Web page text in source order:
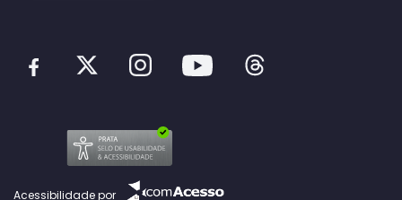
Acessibilidade por